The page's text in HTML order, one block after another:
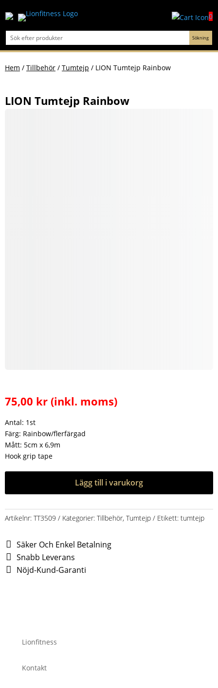
0
Hem / Tillbehör / Tumtejp / LION Tumtejp Rainbow
LION Tumtejp Rainbow
75,00 kr (inkl. moms)
Antal: 1st
Färg: Rainbow/flerfärgad
Mått: 5cm x 6,9m
Hook grip tape
Lägg till i varukorg
Artikelnr: TT3509 Kategorier: Tillbehör, Tumtejp Etikett: tumtejp
Säker Och Enkel Betalning
Snabb Leverans
Nöjd-Kund-Garanti
Lionfitness
Kontakt